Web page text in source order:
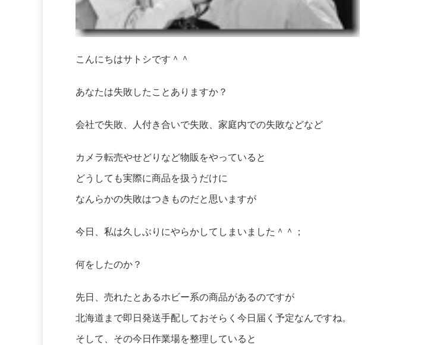
こんにちはサトシです＾＾
あなたは失敗したことありますか？
会社で失敗、人付き合いで失敗、家庭内での失敗などなど
カメラ転売やせどりなど物販をやっていると
どうしても実際に商品を扱うだけに
なんらかの失敗はつきものだと思いますが
今日、私は久しぶりにやらかしてしまいました＾＾；
何をしたのか？
先日、売れたとあるホビー系の商品があるのですが
北海道まで即日発送手配しておそらく今日届く予定なんですね。
そして、その今日作業場を整理していると